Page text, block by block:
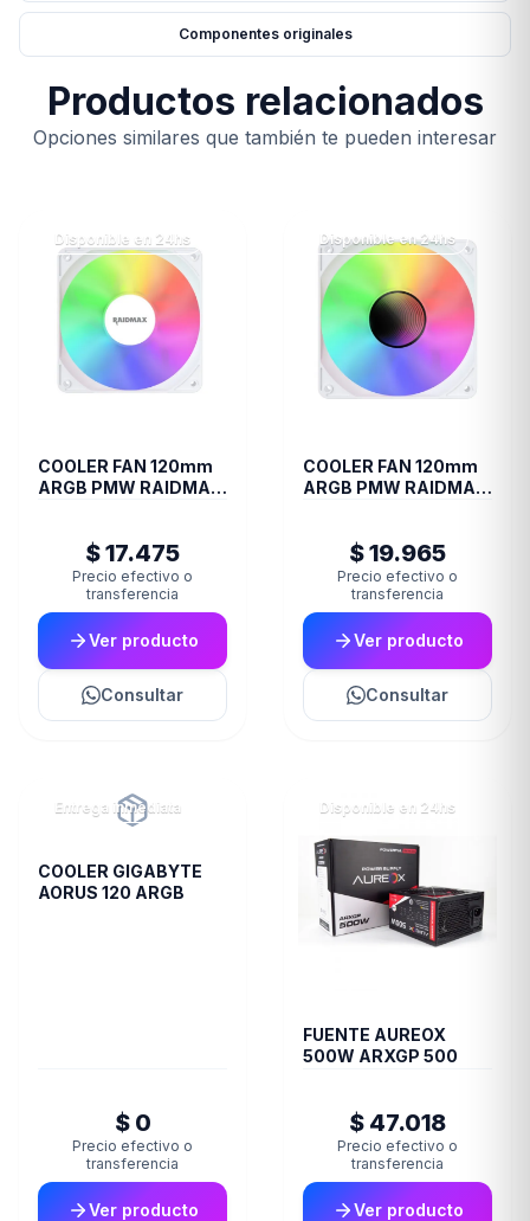
Componentes originales
Productos relacionados
Opciones similares que también te pueden interesar
Disponible en 24hs
COOLER FAN 120mm
ARGB PMW RAIDMAX
$ 17.475
Precio efectivo o
transferencia
Ver producto
Consultar
Disponible en 24hs
COOLER FAN 120mm
ARGB PMW RAIDMAX
$ 19.965
Precio efectivo o
transferencia
Ver producto
Consultar
Entrega inmediata
COOLER GIGABYTE
AORUS 120 ARGB
$ 0
Precio efectivo o
transferencia
Ver producto
Disponible en 24hs
FUENTE AUREOX
500W ARXGP 500
$ 47.018
Precio efectivo o
transferencia
Ver producto